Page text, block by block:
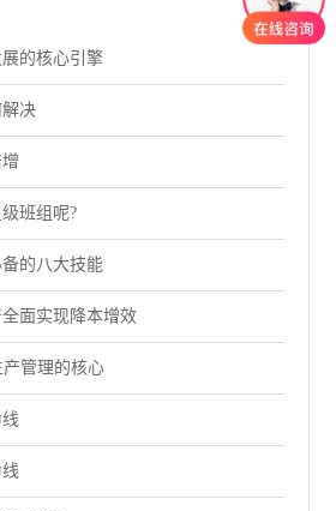
的核心引擎
决
班组呢?
的八大技能
面实现降本增效
管理的核心